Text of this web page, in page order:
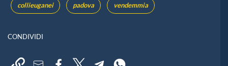
collieuganei padova vendemmia
CONDIVIDI